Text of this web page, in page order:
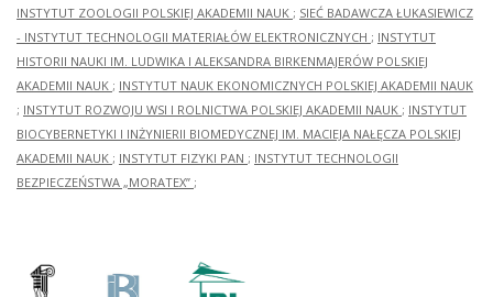
INSTYTUT ZOOLOGII POLSKIEJ AKADEMII NAUK ; SIEĆ BADAWCZA ŁUKASIEWICZ
- INSTYTUT TECHNOLOGII MATERIAŁÓW ELEKTRONICZNYCH ; INSTYTUT
HISTORII NAUKI IM. LUDWIKA I ALEKSANDRA BIRKENMAJERÓW POLSKIEJ
AKADEMII NAUK ; INSTYTUT NAUK EKONOMICZNYCH POLSKIEJ AKADEMII NAUK
; INSTYTUT ROZWOJU WSI I ROLNICTWA POLSKIEJ AKADEMII NAUK ; INSTYTUT
BIOCYBERNETYKI I INŻYNIERII BIOMEDYCZNEJ IM. MACIEJA NAŁĘCZA POLSKIEJ
AKADEMII NAUK ; INSTYTUT FIZYKI PAN ; INSTYTUT TECHNOLOGII
BEZPIECZEŃSTWA „MORATEX” ;